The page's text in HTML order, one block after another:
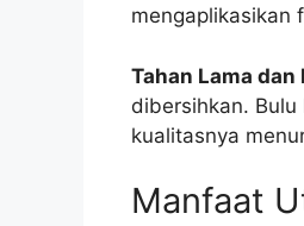
mengaplikasikan
Tahan Lama
dibersihkan.
kualitasnya
Manfaat